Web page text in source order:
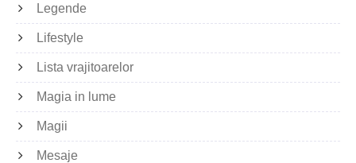
Legende
Lifestyle
Lista vrajitoarelor
Magia in lume
Magii
Mesaje